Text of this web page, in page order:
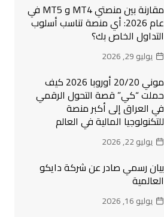
مقارنة بين منصتي MT4 و MT5 في
عام 2026: أي منصة تناسب أسلوب
التداول الخاص بك؟
يوليو 29, 2026
موني 20/20 أوروبا 2026 كيف
حملت “كي” قصة التحول الرقمي
في العراق إلى أكبر منصة
للتكنولوجيا المالية في العالم
يوليو 22, 2026
بيان رسمي صادر عن شركة دايكو
العالمية
يوليو 16, 2026